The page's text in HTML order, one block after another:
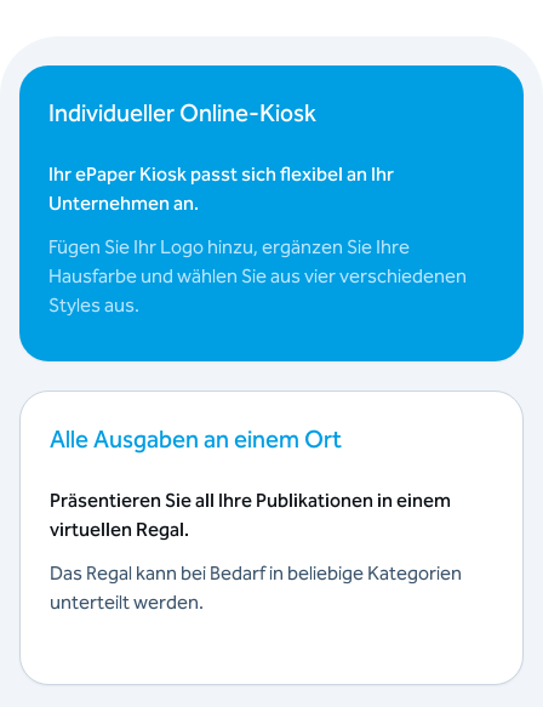
Individueller Online-Kiosk
Ihr ePaper Kiosk passt sich flexibel an Ihr
Unternehmen an.
Fügen Sie Ihr Logo hinzu, ergänzen Sie Ihre
Hausfarbe und wählen Sie aus vier verschiedenen
Styles aus.
Alle Ausgaben an einem Ort
Präsentieren Sie all Ihre Publikationen in einem
virtuellen Regal.
Das Regal kann bei Bedarf in beliebige Kategorien
unterteilt werden.